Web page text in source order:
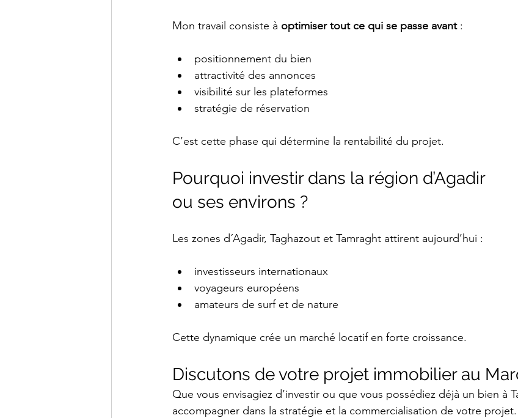
Mon travail consiste à optimiser tout ce qui se passe avant :
positionnement du bien
attractivité des annonces
visibilité sur les plateformes
stratégie de réservation
C’est cette phase qui détermine la rentabilité du projet.
Pourquoi investir dans la région d’Agadir
ou ses environs ?
Les zones d´Agadir, Taghazout et Tamraght attirent aujourd’hui :
investisseurs internationaux
voyageurs européens
amateurs de surf et de nature
Cette dynamique crée un marché locatif en forte croissance.
Discutons de votre projet immobilier au
Que vous envisagiez d’investir ou que vous possédiez déjà un bien à
accompagner dans la stratégie et la commercialisation de votre projet.